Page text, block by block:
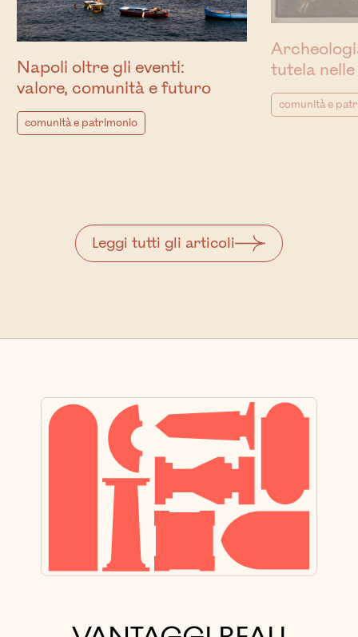
Napoli oltre gli eventi:
valore, comunità e futuro
comunità e patrimonio
tutela
comunità e
Leggi tutti gli articoli